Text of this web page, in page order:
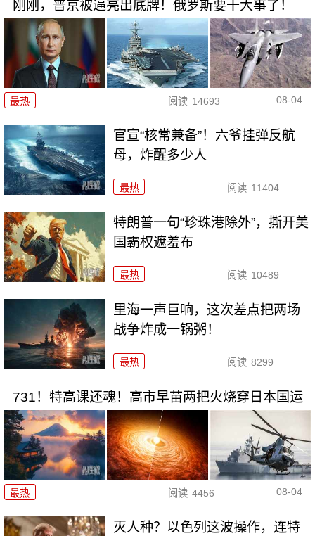
刚刚，普京被逼亮出底牌！俄罗斯要干大事了！
最热 阅读 14693 08-04
官宣“核常兼备”！六爷挂弹反航
母，炸醒多少人
最热 阅读 11404
特朗普一句“珍珠港除外”，撕开美
国霸权遮羞布
最热 阅读 10489
里海一声巨响，这次差点把两场
战争炸成一锅粥！
最热 阅读 8299
731！特高课还魂！高市早苗两把火烧穿日本国运
最热 阅读 4456 08-04
灭人种？以色列这波操作，连特